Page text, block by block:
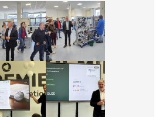
© QLEE | Klara Jaeger
20260519_124931
QLEE - EW
© QLEE – Thoralf Schirmer
image002 © QLEE –